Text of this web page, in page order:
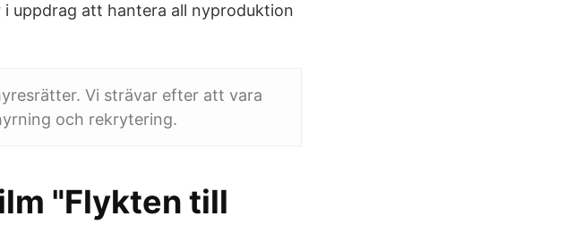
uppdrag att hantera all nyproduktion
Vi strävar efter att vara
och rekrytering.
"Flykten till